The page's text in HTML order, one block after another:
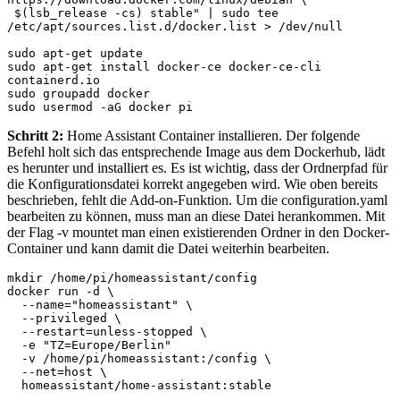
/etc/apt/sources.list.d/docker.list > /dev/null
sudo apt-get update
sudo apt-get install docker-ce docker-ce-cli
containerd.io
sudo groupadd docker
sudo usermod -aG docker pi
Schritt 2: Home Assistant Container installieren. Der folgende
Befehl holt sich das entsprechende Image aus dem Dockerhub, lädt
es herunter und installiert es. Es ist wichtig, dass der Ordnerpfad für
die Konfigurationsdatei korrekt angegeben wird. Wie oben bereits
beschrieben, fehlt die Add-on-Funktion. Um die configuration.yaml
bearbeiten zu können, muss man an diese Datei herankommen. Mit
der Flag -v mountet man einen existierenden Ordner in den Docker-
Container und kann damit die Datei weiterhin bearbeiten.
mkdir /home/pi/homeassistant/config
docker run -d \
  homeassistant/home-assistant:stable